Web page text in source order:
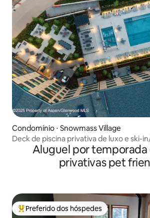
Condomínio ⋅ Snowmass Village
Deck de piscina privativa de luxo e ski-
Aluguel por temporada
privativas pet
Entre os melhores preferidos dos
Preferido dos hóspedes